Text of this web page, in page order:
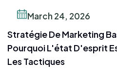
March 24, 2026
Stratégie De Marketing
Pourquoi L'état D'esprit
Les Tactiques